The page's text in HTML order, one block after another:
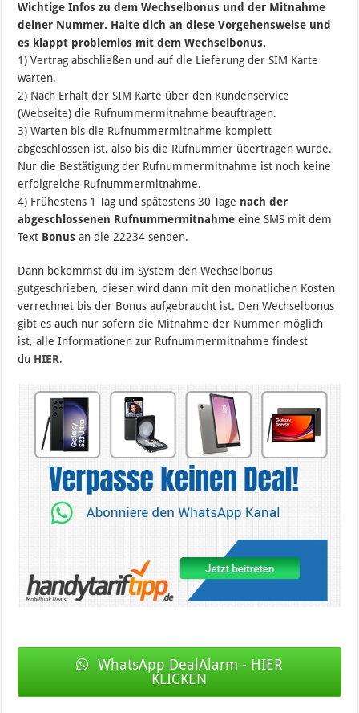
Wichtige Infos zu dem Wechselbonus und der Mitnahme
deiner Nummer. Halte dich an diese Vorgehensweise und
es klappt problemlos mit dem Wechselbonus.
1) Vertrag abschließen und auf die Lieferung der SIM Karte
warten.
2) Nach Erhalt der SIM Karte über den Kundenservice
(Webseite) die Rufnummermitnahme beauftragen.
3) Warten bis die Rufnummermitnahme komplett
abgeschlossen ist, also bis die Rufnummer übertragen wurde.
Nur die Bestätigung der Rufnummermitnahme ist noch keine
erfolgreiche Rufnummermitnahme.
4) Frühestens 1 Tag und spätestens 30 Tage nach der
abgeschlossenen Rufnummermitnahme eine SMS mit dem
Text Bonus an die 22234 senden.
Dann bekommst du im System den Wechselbonus
gutgeschrieben, dieser wird dann mit den monatlichen Kosten
verrechnet bis der Bonus aufgebraucht ist. Den Wechselbonus
gibt es auch nur sofern die Mitnahme der Nummer möglich
ist, alle Informationen zur Rufnummermitnahme findest
du HIER.
WhatsApp DealAlarm - HIER
KLICKEN